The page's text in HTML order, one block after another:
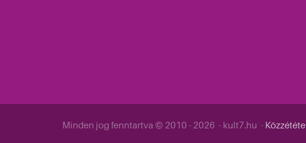
Minden jog fenntartva © 2010 - 2026 - kult7.hu - Közzététel